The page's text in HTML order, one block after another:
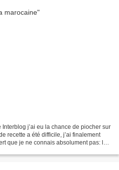
j’ai eu la chance de piocher sur
recette a été difficile, j’ai finalement
que je ne connais absolument pas: les